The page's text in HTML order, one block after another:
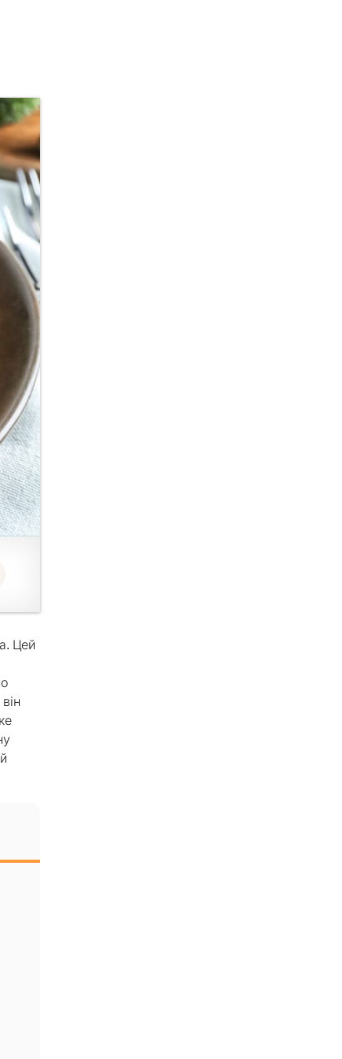
Цей